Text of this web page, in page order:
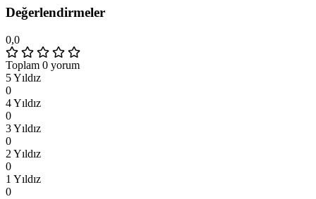
Değerlendirmeler
0,0
Toplam 0 yorum
5 Yıldız
0
4 Yıldız
0
3 Yıldız
0
2 Yıldız
0
1 Yıldız
0